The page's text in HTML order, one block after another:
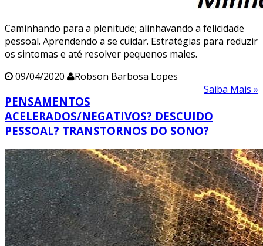
Caminhando para a plenitude; alinhavando a felicidade
pessoal. Aprendendo a se cuidar. Estratégias para reduzir
os sintomas e até resolver pequenos males.
09/04/2020
Robson Barbosa Lopes
Saiba Mais »
PENSAMENTOS
ACELERADOS/NEGATIVOS? DESCUIDO
PESSOAL? TRANSTORNOS DO SONO?